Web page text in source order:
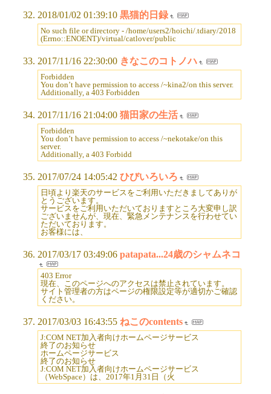
2018/01/02 01:39:10 黒猫的日録
No such file or directory - /home/users2/hoichi/.tdiary/2018
(Errno::ENOENT)/virtual/catlover/public
2017/11/16 22:30:00 きなこのコトノハ
Forbidden
You don’t have permission to access /~kina2/on this server.
Additionally, a 403 Forbidden
2017/11/16 21:04:00 猫田家の生活
Forbidden
You don’t have permission to access /~nekotake/on this
server.
Additionally, a 403 Forbidd
2017/07/24 14:05:42 ひびいろいろ
日頃より楽天のサービスをご利用いただきましてありが
とうございます。
サービスをご利用いただいておりますところ大変申し訳
ございませんが、現在、緊急メンテナンスを行わせてい
ただいております。
お客様には、
2017/03/17 03:49:06 patapata...24歳のシャムネコ
403 Error
現在、このページへのアクセスは禁止されています。
サイト管理者の方はページの権限設定等が適切かご確認
ください。
2017/03/03 16:43:55 ねこのcontents
J:COM NET加入者向けホームページサービス
終了のお知らせ
ホームページサービス
終了のお知らせ
J:COM NET加入者向けホームページサービス
（WebSpace）は、2017年1月31日（火